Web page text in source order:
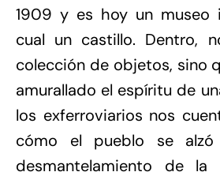
1909 y es hoy un museo
cual un castillo. Dentro,
colección de objetos, sino
amurallado el espíritu de
los exferroviarios nos
cómo el pueblo se
desmantelamiento de